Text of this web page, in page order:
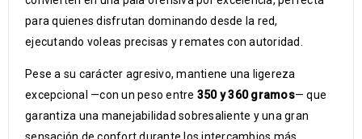
para quienes disfrutan dominando desde la red,
ejecutando voleas precisas y remates con autoridad.
Pese a su carácter agresivo, mantiene una ligereza
excepcional —con un peso entre 350 y 360 gramos— que
garantiza una manejabilidad sobresaliente y una gran